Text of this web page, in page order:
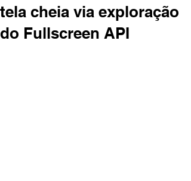
tela cheia via exploração
do Fullscreen API